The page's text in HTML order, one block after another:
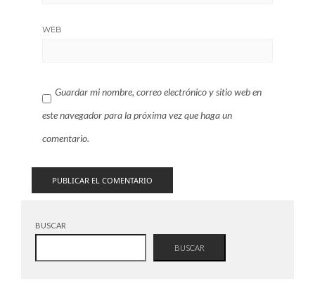
WEB
Guardar mi nombre, correo electrónico y sitio web en
este navegador para la próxima vez que haga un
comentario.
BUSCAR
BUSCAR